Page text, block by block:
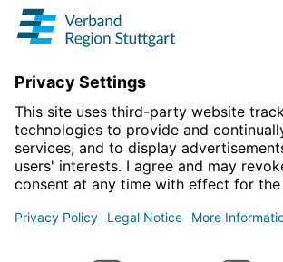
Regional planning
Business development
Projects & programs
overview
Information & Downloads
Publications